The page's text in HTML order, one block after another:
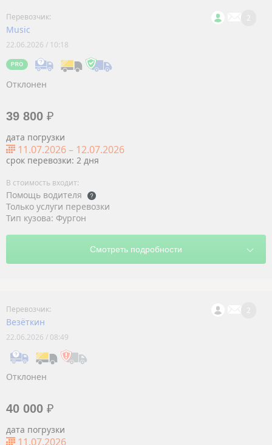
Music
22.06.2026 / 10:18
Отклонен
39 800 ₽
дата погрузки
11.07.2026– 12.07.2026
срок перевозки: 2 дня
Помощь водителя
Только услуги перевозки
Тип кузова: Фургон
2
Везёткин
22.06.2026 / 08:49
Отклонен
40 000 ₽
дата погрузки
11.07.2026
2